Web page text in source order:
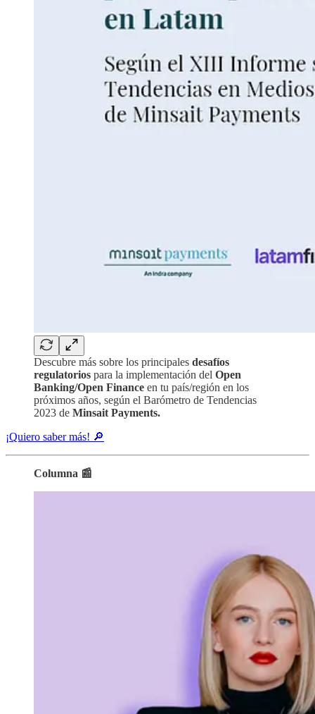
Descubre más sobre los principales desafíos
regulatorios para la implementación del Open
Banking/Open Finance en tu país/región en los
próximos años, según el Barómetro de Tendencias
2023 de Minsait Payments.
¡Quiero saber más! 🔎
Columna 📰